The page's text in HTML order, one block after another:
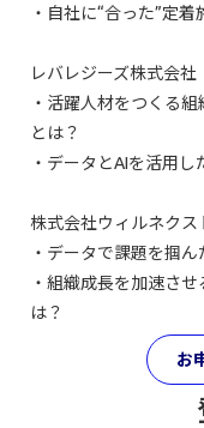
・自社に“合った”定着
レバレジーズ株式会社
・活躍人材をつくる
とは？
・データとAIを活用
株式会社ウィルネクス
・データで課題を掴
・組織成長を加速さ
は？
お